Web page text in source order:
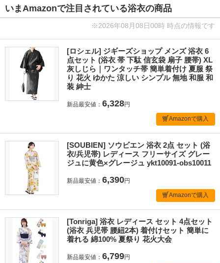
いまAmazonで注目されている浴衣の商品
※2026年08月08日00時 時点の情報です
[ロシェル] ジギーズショップ メンズ 浴衣 6
点セット (浴衣 帯 下駄 信玄袋 扇子 腰帯) XL
灰しじら｜ワンタッチ帯 簡単着付け 夏服 祭
り 花火 ゆかた 涼しい シンプル 無地 和服 和
装 紳士
新品最安値： 6,328円
Amazonで購入
[SOUBIEN] ソウビエン 浴衣 2点 セット (浴
衣/兵児帯) レディース フリーサイズ グレー
ジュに黄色×グレージュ ykt10091-obs10011
新品最安値： 6,390円
Amazonで購入
[Tonriga] 浴衣 レディース セット 4点セット
(浴衣 兵児帯 腰紐2本) 着付けセット 簡単に
着れる 綿100% 夏祭り 花火大会
新品最安値： 6,799円